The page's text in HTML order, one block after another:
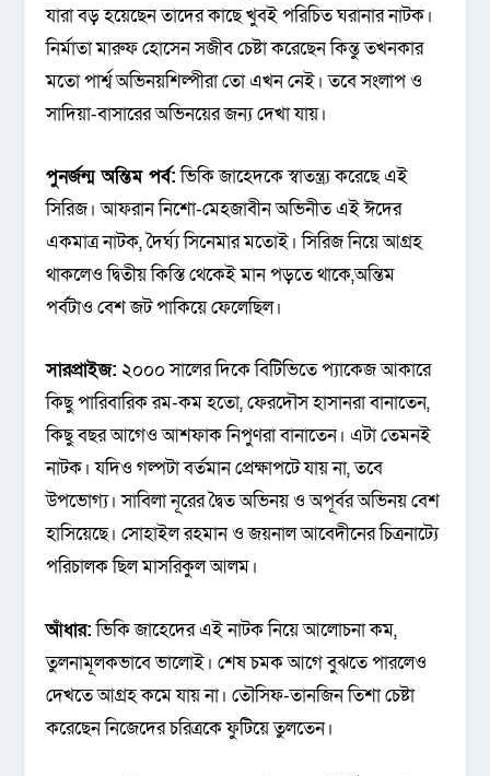
যারা বড় হয়েছেন তাদের কাছে খুবই পরিচিত ঘরানার নাটক।
নির্মাতা মারুফ হোসেন সজীব চেষ্টা করেছেন কিন্তু তখনকার
মতো পার্শ্ব অভিনয়শিল্পীরা তো এখন নেই। তবে সংলাপ ও
সাদিয়া-বাসারের অভিনয়ের জন্য দেখা যায়।
পুনর্জন্ম অন্তিম পর্ব:ভিকি জাহেদকে স্বাতন্ত্র্য করেছে এই
সিরিজ। আফরান নিশো-মেহজাবীন অভিনীত এই ঈদের
একমাত্র নাটক, দৈর্ঘ্য সিনেমার মতোই। সিরিজ নিয়ে আগ্রহ
থাকলেও দ্বিতীয় কিস্তি থেকেই মান পড়তে থাকে,অন্তিম
পর্বটাও বেশ জট পাকিয়ে ফেলেছিল।
সারপ্রাইজ: ২০০০ সালের দিকে বিটিভিতে প্যাকেজ আকারে
কিছু পারিবারিক রম-কম হতো, ফেরদৌস হাসানরা বানাতেন,
কিছু বছর আগেও আশফাক নিপুণরা বানাতেন। এটা তেমনই
নাটক। যদিও গল্পটা বর্তমান প্রেক্ষাপটে যায় না, তবে
উপভোগ্য। সাবিলা নূরের দ্বৈত অভিনয় ও অপূর্বর অভিনয় বেশ
হাসিয়েছে। সোহাইল রহমান ও জয়নাল আবেদীনের চিত্রনাট্যে
পরিচালক ছিল মাসরিকুল আলম।
আঁধার:ভিকি জাহেদের এই নাটক নিয়ে আলোচনা কম,
তুলনামূলকভাবে ভালোই। শেষ চমক আগে বুঝতে পারলেও
দেখতে আগ্রহ কমে যায় না। তৌসিফ-তানজিন তিশা চেষ্টা
করেছেন নিজেদের চরিত্রকে ফুটিয়ে তুলতেন।